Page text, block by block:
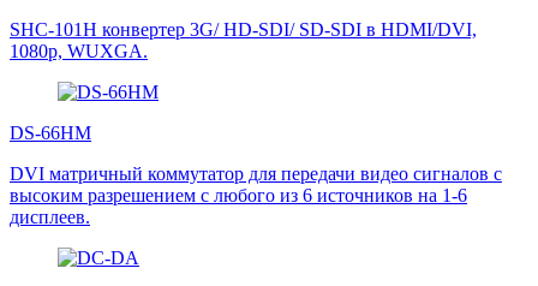
SHC-101H конвертер 3G/ HD-SDI/ SD-SDI в HDMI/DVI,
1080p, WUXGA.
DS-66HM
DVI матричный коммутатор для передачи видео сигналов с
высоким разрешением с любого из 6 источников на 1-6
дисплеев.